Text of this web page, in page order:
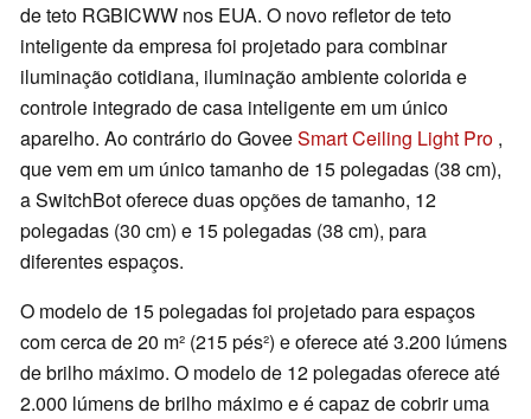
de teto RGBICWW nos EUA. O novo refletor de teto
inteligente da empresa foi projetado para combinar
iluminação cotidiana, iluminação ambiente colorida e
controle integrado de casa inteligente em um único
aparelho. Ao contrário do GoveeSmart Ceiling Light Pro ,
que vem em um único tamanho de 15 polegadas (38 cm),
a SwitchBot oferece duas opções de tamanho, 12
polegadas (30 cm) e 15 polegadas (38 cm), para
diferentes espaços.
O modelo de 15 polegadas foi projetado para espaços
com cerca de 20 m² (215 pés²) e oferece até 3.200 lúmens
de brilho máximo. O modelo de 12 polegadas oferece até
2.000 lúmens de brilho máximo e é capaz de cobrir uma